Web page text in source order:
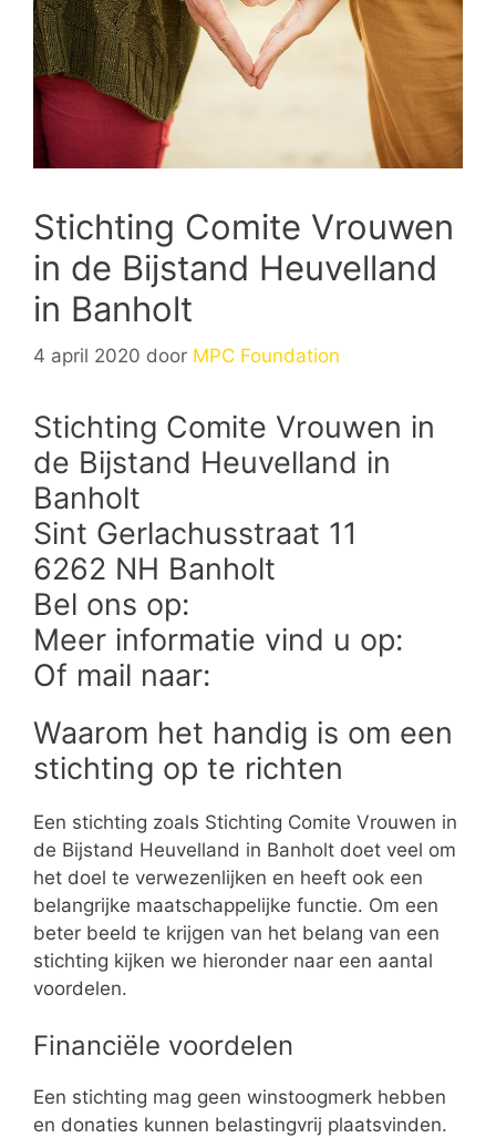
Stichting Comite Vrouwen
in de Bijstand Heuvelland
in Banholt
4 april 2020 door MPC Foundation
Stichting Comite Vrouwen in
de Bijstand Heuvelland in
Banholt
Sint Gerlachusstraat 11
6262 NH Banholt
Bel ons op:
Meer informatie vind u op:
Of mail naar:
Waarom het handig is om een
stichting op te richten
Een stichting zoals Stichting Comite Vrouwen in
de Bijstand Heuvelland in Banholt doet veel om
het doel te verwezenlijken en heeft ook een
belangrijke maatschappelijke functie. Om een
beter beeld te krijgen van het belang van een
stichting kijken we hieronder naar een aantal
voordelen.
Financiële voordelen
Een stichting mag geen winstoogmerk hebben
en donaties kunnen belastingvrij plaatsvinden.